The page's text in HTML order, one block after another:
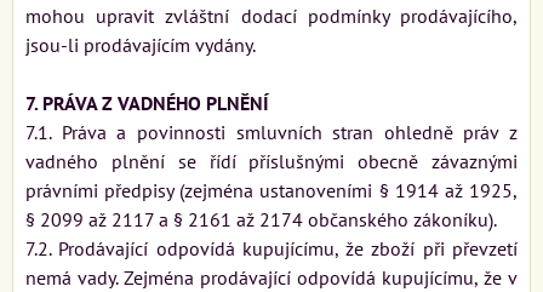
mohou upravit zvláštní dodací podmínky prodávajícího,
jsou-li prodávajícím vydány.
7. PRÁVA Z VADNÉHO PLNĚNÍ
7.1. Práva a povinnosti smluvních stran ohledně práv z
vadného plnění se řídí příslušnými obecně závaznými
právními předpisy (zejména ustanoveními § 1914 až 1925,
§ 2099 až 2117 a § 2161 až 2174 občanského zákoníku).
7.2. Prodávající odpovídá kupujícímu, že zboží při převzetí
nemá vady. Zejména prodávající odpovídá kupujícímu, že v